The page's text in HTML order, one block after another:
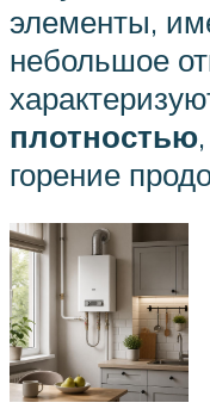
элементы,
небольшое
плотностью
горение